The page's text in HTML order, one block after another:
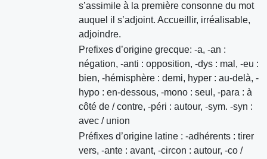
s’assimile à la première consonne du mot
auquel il s’adjoint. Accueillir, irréalisable,
adjoindre.
Prefixes d’origine grecque: -a, -an :
négation, -anti : opposition, -dys : mal, -eu :
bien, -hémisphère : demi, hyper : au-delà, -
hypo : en-dessous, -mono : seul, -para : à
côté de / contre, -péri : autour, -sym. -syn :
avec / union
Préfixes d’origine latine : -adhérents : tirer
vers, -ante : avant, -circon : autour, -co /